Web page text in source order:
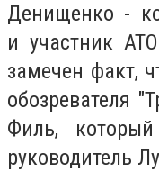
Денищенко -
и участник
замечен факт,
обозревателя
Филь,
руководитель